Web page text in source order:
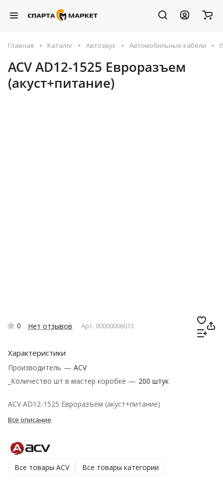
Главная Каталог Автозвук Автомобильные кабели
ACV AD12-1525 Евроразъем
(акуст+питание)
0 Нет отзывов Арт. 00000006013
Характеристики
Производитель — ACV
_Количество шт в мастер коробке — 200 штук
ACV AD12-1525 Евроразъем (акуст+питание)
Все описание
Все товары ACV Все товары категории